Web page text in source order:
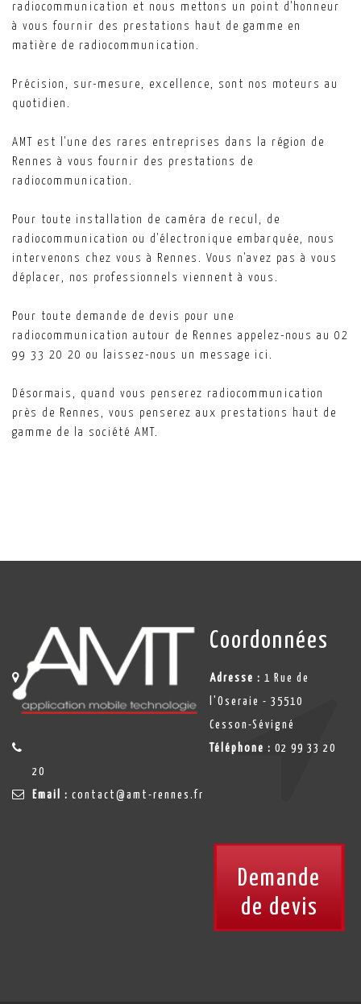
radiocommunication et nous mettons un point d'honneur
à vous fournir des prestations haut de gamme en
matière de radiocommunication.
Précision, sur-mesure, excellence, sont nos moteurs au
quotidien.
AMT est l'une des rares entreprises dans la région de
Rennes à vous fournir des prestations de
radiocommunication.
Pour toute installation de caméra de recul, de
radiocommunication ou d'électronique embarquée, nous
intervenons chez vous à Rennes. Vous n'avez pas à vous
déplacer, nos professionnels viennent à vous.
Pour toute demande de devis pour une
radiocommunication autour de Rennes appelez-nous au 02
99 33 20 20 ou laissez-nous un message ici.
Désormais, quand vous penserez radiocommunication
près de Rennes, vous penserez aux prestations haut de
gamme de la société AMT.
Coordonnées
Adresse : 1 Rue de
l'Oseraie - 35510
Cesson-Sévigné
Téléphone : 02 99 33 20
20
Email : contact@amt-rennes.fr
Demande
de devis